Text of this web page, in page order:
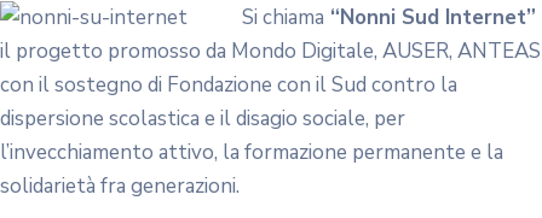
Si chiama “Nonni Sud Internet”
il progetto promosso da Mondo Digitale, AUSER, ANTEAS
con il sostegno di Fondazione con il Sud contro la
dispersione scolastica e il disagio sociale, per
l’invecchiamento attivo, la formazione permanente e la
solidarietà fra generazioni.